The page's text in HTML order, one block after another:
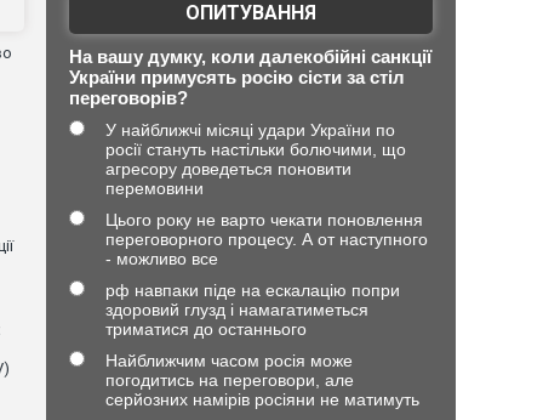
ОПИТУВАННЯ
На вашу думку, коли далекобійні санкції
України примусять росію сісти за стіл
переговорів?
У найближчі місяці удари України по
росії стануть настільки болючими, що
агресору доведеться поновити
перемовини
Цього року не варто чекати поновлення
переговорного процесу. А от наступного
- можливо все
рф навпаки піде на ескалацію попри
здоровий глузд і намагатиметься
триматися до останнього
Найближчим часом росія може
погодитись на переговори, але
серйозних намірів росіяни не матимуть